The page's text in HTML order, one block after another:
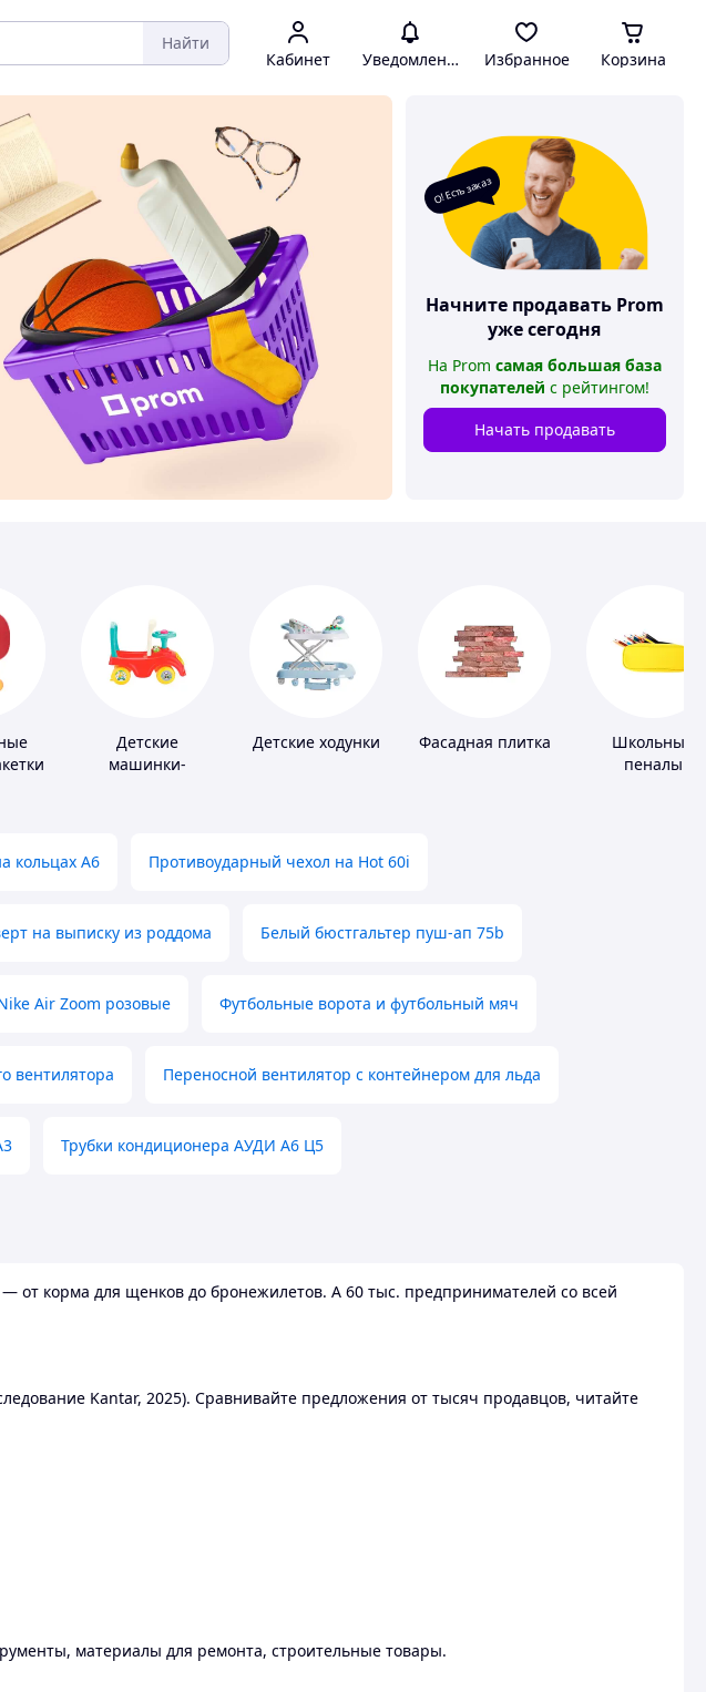
Найти
Кабинет Уведомления Избранное Корзина
О! Есть заказ
Начните продавать Prom
уже сегодня
На Prom самая большая база
покупателей с рейтингом!
Начать продавать
Детские
машинки-
Детские ходунки Фасадная плитка
Школьные
пеналы
кольцах А6 Противоударный чехол на Hot 60i
на выписку из роддома Белый бюстгальтер пуш-ап 75b
Air Zoom розовые Футбольные ворота и футбольный мяч
вентилятора Переносной вентилятор с контейнером для льда
Трубки кондиционера АУДИ А6 Ц5
от корма для щенков до бронежилетов. А 60 тыс. предпринимателей со всей
Kantar, 2025). Сравнивайте предложения от тысяч продавцов, читайте
материалы для ремонта, строительные товары.